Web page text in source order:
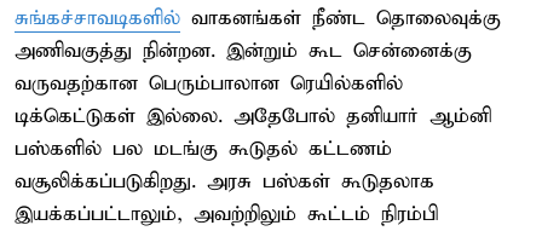
சுங்கச்சாவடிகளில் வாகனங்கள் நீண்ட தொலைவுக்கு
அணிவகுத்து நின்றன. இன்றும் கூட சென்னைக்கு
வருவதற்கான பெரும்பாலான ரெயில்களில்
டிக்கெட்டுகள் இல்லை. அதேபோல் தனியார் ஆம்னி
பஸ்களில் பல மடங்கு கூடுதல் கட்டணம்
வசூலிக்கப்படுகிறது. அரசு பஸ்கள் கூடுதலாக
இயக்கப்பட்டாலும், அவற்றிலும் கூட்டம் நிரம்பி